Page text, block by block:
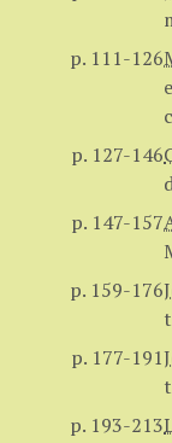
p. 111-126
p. 127-146
p. 147-157
p. 159-176
p. 177-191
p. 193-213